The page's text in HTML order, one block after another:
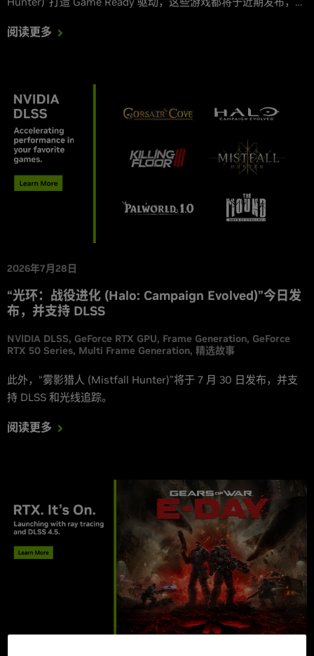
阅读更多
2026年7月28日
“光环：战役进化 (Halo: Campaign Evolved)”今日发
布，并支持 DLSS
NVIDIA DLSS GeForce RTX GPU Frame Generation GeForce
RTX 50 Series Multi Frame Generation 精选故事
此外，“雾影猎人 (Mistfall Hunter)”将于 7 月 30 日发布，并支
持 DLSS 和光线追踪。
阅读更多